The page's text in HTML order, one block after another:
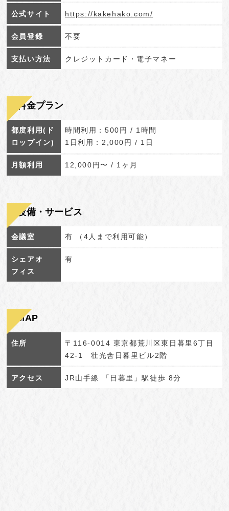
公式サイト https://kakehako.com/
会員登録 不要
支払い方法 クレジットカード・電子マネー
料金プラン
都度利用(ド
ロップイン)
時間利用：500円 / 1時間
1日利用：2,000円 / 1日
月額利用 12,000円〜 / 1ヶ月
設備・サービス
会議室 有 （4人まで利用可能）
シェアオ
フィス
有
MAP
住所
〒116-0014 東京都荒川区東日暮里6丁目
42-1 壮光舎日暮里ビル2階
アクセス JR山手線 「日暮里」駅徒歩 8分